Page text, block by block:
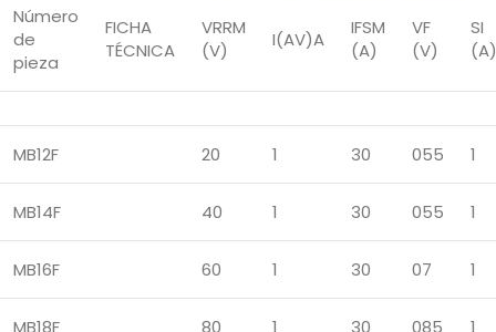
Número
de
pieza
FICHA
TÉCNICA
VRRM
(V)
I(AV)A
IFSM
(A)
VF
(V)
SI
(A)
MB12F 20 1 30 055 1
MB14F 40 1 30 055 1
MB16F 60 1 30 07 1
MB18F 80 1 30 085 1